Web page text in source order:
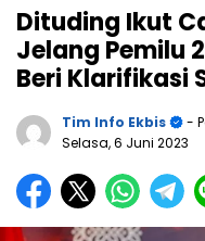
Dituding Ikut
Jelang Pemilu
Beri Klarifikasi
Tim Info Ekbis
-
Selasa, 6 Juni 2023